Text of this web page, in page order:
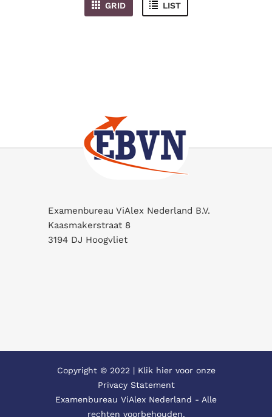
GRID LIST
Examenbureau ViAlex Nederland B.V.
Kaasmakerstraat 8
3194 DJ Hoogvliet
Copyright © 2022 | Klik hier voor onze
Privacy Statement
Examenbureau ViAlex Nederland - Alle
rechten voorbehouden.